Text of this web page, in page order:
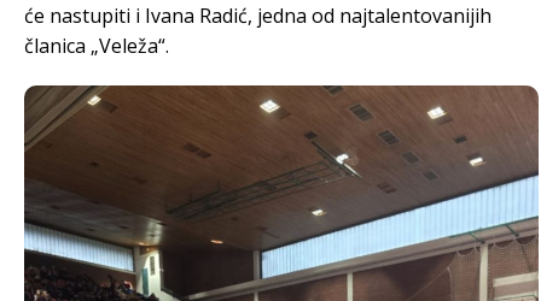
će nastupiti i Ivana Radić, jedna od najtalentovanijih
članica „Veleža“.